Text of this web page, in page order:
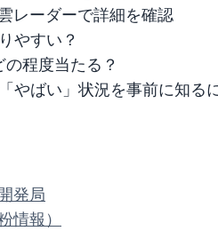
レーダーで詳細を確認
やすい？
程度当たる？
やばい」状況を事前に知る
発局
情報）